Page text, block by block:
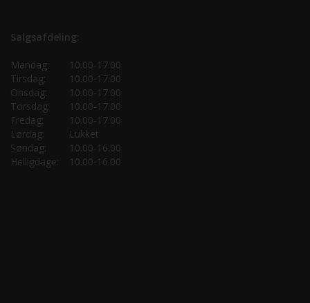
Salgsafdeling:
Mandag:
10.00-17.00
Tirsdag:
10.00-17.00
Onsdag:
10.00-17.00
Torsdag:
10.00-17.00
Fredag:
10.00-17.00
Lørdag:
Lukket
Søndag:
10.00-16.00
Helligdage:
10.00-16.00